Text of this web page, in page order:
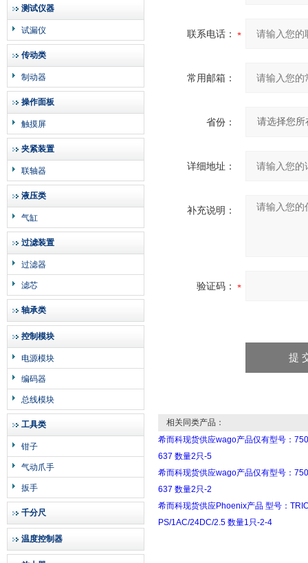
测试仪器
试漏仪
传动类
制动器
操作面板
触摸屏
夹紧装置
联轴器
液压类
气缸
过滤装置
过滤器
滤芯
轴承类
控制模块
电源模块
编码器
总线模块
工具类
钳子
气动爪手
扳手
千分尺
温度控制器
联系电话：
常用邮箱：
省份：
详细地址：
补充说明：
验证码：
相关同类产品：
希而科现货供应wago产品仅有型号：
637 数量2只-5
希而科现货供应wago产品仅有型号：
637 数量2只-2
希而科现货供应Phoenix产品 型号：
PS/1AC/24DC/2.5 数量1只-2-4